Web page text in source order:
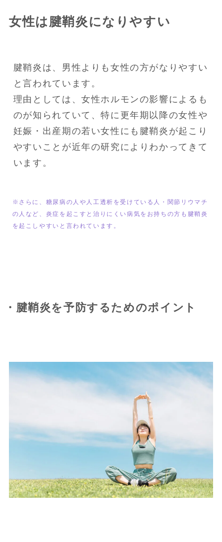
女性は腱鞘炎になりやすい
腱鞘炎は、男性よりも女性の方がなりやすい
と言われています。
理由としては、女性ホルモンの影響によるも
のが知られていて、特に更年期以降の女性や
妊娠・出産期の若い女性にも腱鞘炎が起こり
やすいことが近年の研究によりわかってきて
います。
※さらに、糖尿病の人や人工透析を受けている人・関節リウマチ
の人など、炎症を起こすと治りにくい病気をお持ちの方も腱鞘炎
を起こしやすいと言われています。
・腱鞘炎を予防するためのポイント